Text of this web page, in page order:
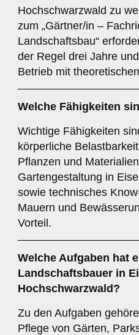
Hochschwarzwald zu
zum „Gärtner/in –
Landschaftsbau“
der Regel drei Jahre
Betrieb mit
Welche Fähigkeiten
Wichtige Fähigkeiten
körperliche
Pflanzen und
Gartengestaltung in
sowie technisches
Mauern und
Vorteil.
Welche Aufgaben hat
Landschaftsbauer in
Hochschwarzwald?
Zu den Aufgaben
Pflege von Gärten,